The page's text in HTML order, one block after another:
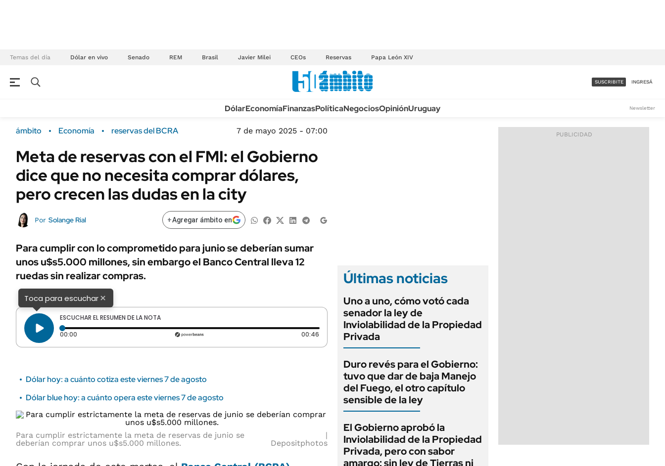
Temas del día Dólar en vivo Senado REM Brasil Javier Milei CEOs Reservas Papa León XIV
Campo
FINANZAS
Dólar
ÁMBITO DEBATE
Sustentabilidad
Seguros
POLÍTICA
URUGUAY
TECNOLOGÍA
MÉXICO
MUNDO
INFORMACIÓN GENERAL
AUTOS
ACCESO FULL - $1.800/MES
SUSCRIBITE INGRESÁ
DólarEconomíaFinanzasPolíticaNegociosOpiniónUruguay Newsletter
ámbito Economía reservas del BCRA 7 de mayo 2025 - 07:00
Meta de reservas con el FMI: el Gobierno
dice que no necesita comprar dólares,
pero crecen las dudas en la city
Por Solange Rial +Agregar ámbito en
Para cumplir con lo comprometido para junio se deberían sumar
unos u$s5.000 millones, sin embargo el Banco Central lleva 12
ruedas sin realizar compras.
Toca para escuchar×
ESCUCHAR EL RESUMEN DE LA NOTA
00:00 Tiempo transcurrido: 0 segundos 00:46 Duración: 46 segundos
Dólar hoy: a cuánto cotiza este viernes 7 de agosto
Dólar blue hoy: a cuánto opera este viernes 7 de agosto
Para cumplir estrictamente la meta de reservas de junio se
deberían comprar unos u$s5.000 millones.
Depositphotos
Últimas noticias
Uno a uno, cómo votó cada
senador la ley de
Inviolabilidad de la Propiedad
Privada
Duro revés para el Gobierno:
tuvo que dar de baja Manejo
del Fuego, el otro capítulo
sensible de la ley
El Gobierno aprobó la
Inviolabilidad de la Propiedad
Privada, pero con sabor
amargo: sin ley de Tierras ni